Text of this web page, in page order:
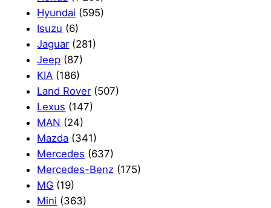
Hyundai (595)
Isuzu (6)
Jaguar (281)
Jeep (87)
KIA (186)
Land Rover (507)
Lexus (147)
MAN (24)
Mazda (341)
Mercedes (637)
Mercedes-Benz (175)
MG (19)
Mini (363)